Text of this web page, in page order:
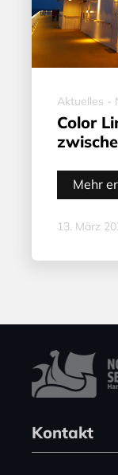
Aktuelles -
Color
Mehr
13. März
Kontakt